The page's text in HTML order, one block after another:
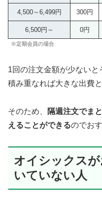
4,500～6,499円 300円
6,500円～ 0円
※定期会員の場合
1回の注文金額が少ないと
積み重なれば大きな出費と
そのため、
隔週注文でま
えることができるのでお
オイシックス
いていない人